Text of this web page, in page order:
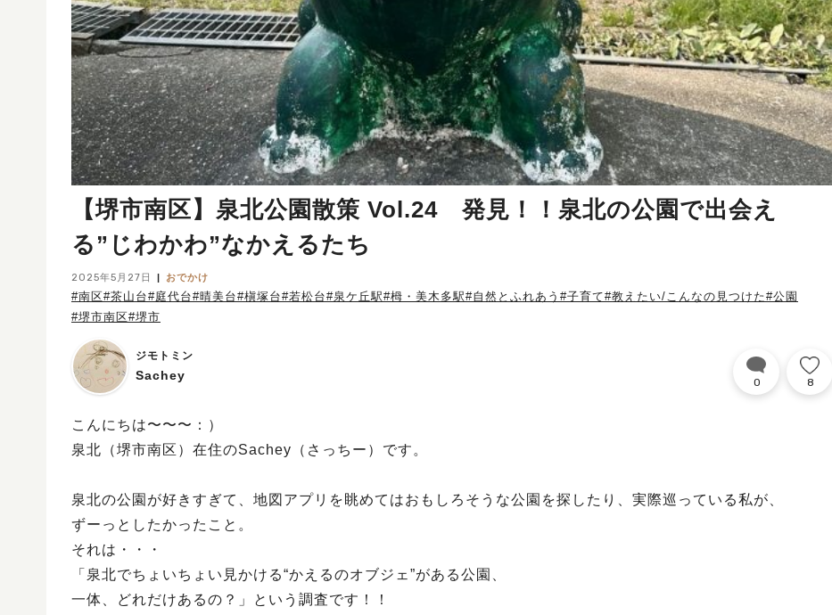
【堺市南区】泉北公園散策 Vol.24 発見！！泉北の公園で出会え
る”じわかわ”なかえるたち
2025年5月27日 おでかけ
#南区#茶山台#庭代台#晴美台#槇塚台#若松台#泉ケ丘駅#栂・美木多駅#自然とふれあう #子育て#教えたい/こんなの見つけた#公園
#堺市南区#堺市
ジモトミン
Sachey 0 8
こんにちは〜〜〜：）
泉北（堺市南区）在住のSachey（さっちー）です。
泉北の公園が好きすぎて、地図アプリを眺めてはおもしろそうな公園を探したり、実際巡っている私が、
ずーっとしたかったこと。
それは・・・
「泉北でちょいちょい見かける“かえるのオブジェ”がある公園、
一体、どれだけあるの？」という調査です！！